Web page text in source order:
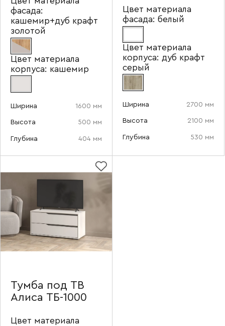
фасада:
кашемир+дуб крафт
золотой
Цвет материала
корпуса: кашемир
Ширина 1600 мм
Высота 500 мм
Глубина 404 мм
Цвет материала
фасада: белый
Цвет материала
корпуса: дуб крафт
серый
Ширина 2700 мм
Высота 2100 мм
Глубина 530 мм
Тумба под ТВ
Алиса ТБ-1000
Цвет материала
Прикрепите логотип
компании
Отправить
Согласен сполитикой конфиденциальности